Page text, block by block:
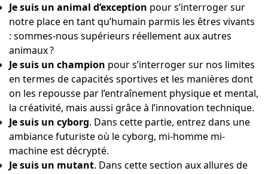
Je suis un animal d’exception pour s’interroger sur
notre place en tant qu’humain parmis les êtres vivants
: sommes-nous supérieurs réellement aux autres
animaux ?
Je suis un champion pour s’interroger sur nos limites
en termes de capacités sportives et les manières dont
on les repousse par l’entraînement physique et mental,
la créativité, mais aussi grâce à l’innovation technique.
Je suis un cyborg. Dans cette partie, entrez dans une
ambiance futuriste où le cyborg, mi-homme mi-
machine est décrypté.
Je suis un mutant. Dans cette section aux allures de